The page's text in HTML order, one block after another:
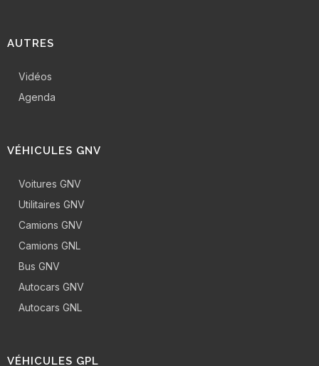
AUTRES
Vidéos
Agenda
VÉHICULES GNV
Voitures GNV
Utilitaires GNV
Camions GNV
Camions GNL
Bus GNV
Autocars GNV
Autocars GNL
VÉHICULES GPL